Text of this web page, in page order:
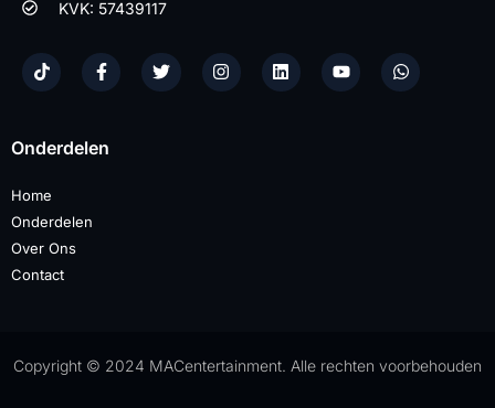
KVK: 57439117
Onderdelen
Home
Onderdelen
Over Ons
Contact
Copyright © 2024 MACentertainment. Alle rechten voorbehouden